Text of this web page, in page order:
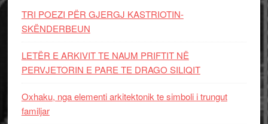
TRI POEZI PËR GJERGJ KASTRIOTIN-
SKËNDERBEUN
LETËR E ARKIVIT TE NAUM PRIFTIT NË
PERVJETORIN E PARE TE DRAGO SILIQIT
Oxhaku, nga elementi arkitektonik te simboli i trungut
familjar